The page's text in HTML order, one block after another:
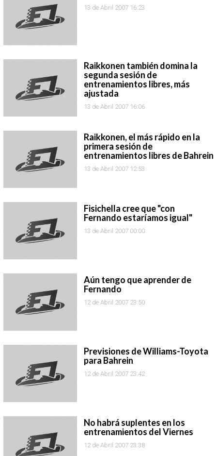
13 de Abril 2007 16:23
Raikkonen también domina la
segunda sesión de
entrenamientos libres, más
ajustada
13 de Abril 2007 16:06
Raikkonen, el más rápido en la
primera sesión de
entrenamientos libres de Bahrein
13 de Abril 2007 12:53
Fisichella cree que "con
Fernando estaríamos igual"
13 de Abril 2007 00:00
Aún tengo que aprender de
Fernando
12 de Abril 2007 23:50
Previsiones de Williams-Toyota
para Bahrein
12 de Abril 2007 23:42
No habrá suplentes en los
entrenamientos del Viernes
12 de Abril 2007 23:38